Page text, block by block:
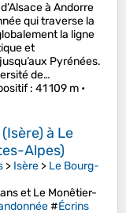
à Andorre
qui traverse la
la ligne
et
Pyrénées.
de…
: 41 109 m •
à Le
Alpes)
> Isère > Le Bourg-
et Le Monêtier-
#Écrins